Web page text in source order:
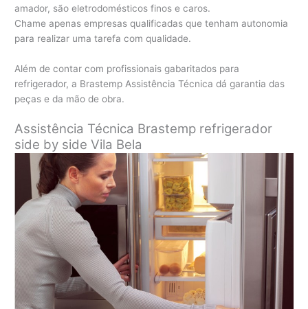
amador, são eletrodomésticos finos e caros.
Chame apenas empresas qualificadas que tenham autonomia
para realizar uma tarefa com qualidade.
Além de contar com profissionais gabaritados para
refrigerador, a Brastemp Assistência Técnica dá garantia das
peças e da mão de obra.
Assistência Técnica Brastemp refrigerador
side by sideVila Bela